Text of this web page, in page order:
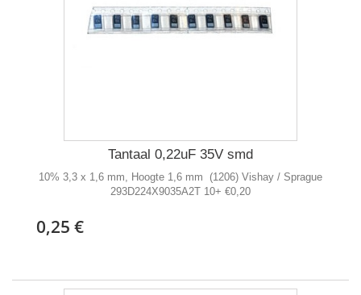
Tantaal 0,22uF 35V smd
10% 3,3 x 1,6 mm, Hoogte 1,6 mm (1206) Vishay / Sprague
293D224X9035A2T 10+ €0,20
0,25 €